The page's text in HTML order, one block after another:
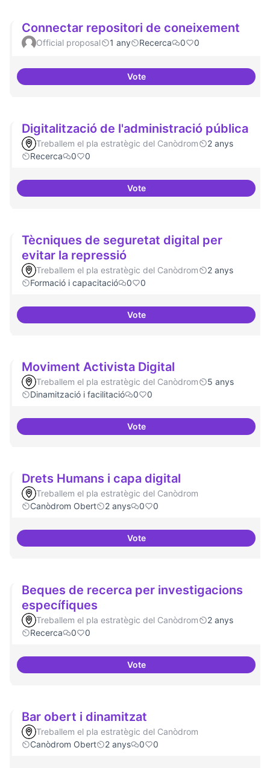
Connectar repositori de coneixement
Official proposal 1 any Recerca 0 0
VoteConnectar repositori de
Digitalització de l'administració pública
Treballem el pla estratègic del Canòdrom
2 anys
Recerca
0 0
VoteDigitalització de l'administració
Tècniques de seguretat digital per
evitar la repressió
Treballem el pla estratègic del Canòdrom
2 anys
Formació i capacitació
0 0
VoteTècniques de seguretat digital
Moviment Activista Digital
Treballem el pla estratègic del Canòdrom
5 anys
Dinamització i facilitació
0 0
VoteMoviment Activista Digital
Drets Humans i capa digital
Treballem el pla estratègic del Canòdrom
Canòdrom Obert
2 anys 0 0
VoteDrets Humans i capa digital
Beques de recerca per investigacions
específiques
Treballem el pla estratègic del Canòdrom
2 anys
Recerca
0 0
VoteBeques de recerca per
Bar obert i dinamitzat
Treballem el pla estratègic del Canòdrom
Canòdrom Obert
2 anys 0 0